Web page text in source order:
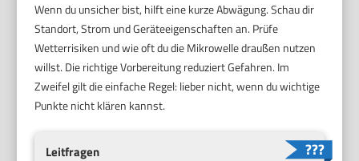
Wenn du unsicher bist, hilft eine kurze Abwägung. Schau dir
Standort, Strom und Geräteeigenschaften an. Prüfe
Wetterrisiken und wie oft du die Mikrowelle draußen nutzen
willst. Die richtige Vorbereitung reduziert Gefahren. Im
Zweifel gilt die einfache Regel: lieber nicht, wenn du wichtige
Punkte nicht klären kannst.
Leitfragen